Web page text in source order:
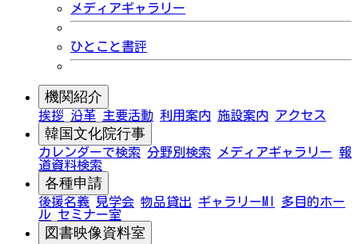
メディアギャラリー
ひとこと書評
機関紹介
挨拶 沿革 主要活動 利用案内 施設案内 アクセス
韓国文化院行事
カレンダーで検索 分野別検索 メディアギャラリー 報
道資料検索
各種申請
後援名義 見学会 物品貸出 ギャラリーMI
多目的ホー
ル セミナー室
図書映像資料室